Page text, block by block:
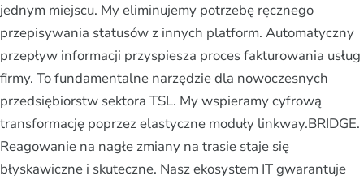
jednym miejscu. My eliminujemy potrzebę ręcznego
przepisywania statusów z innych platform. Automatyczny
przepływ informacji przyspiesza proces fakturowania usług
firmy. To fundamentalne narzędzie dla nowoczesnych
przedsiębiorstw sektora TSL. My wspieramy cyfrową
transformację poprzez elastyczne moduły linkway.BRIDGE.
Reagowanie na nagłe zmiany na trasie staje się
błyskawiczne i skuteczne. Nasz ekosystem IT gwarantuje